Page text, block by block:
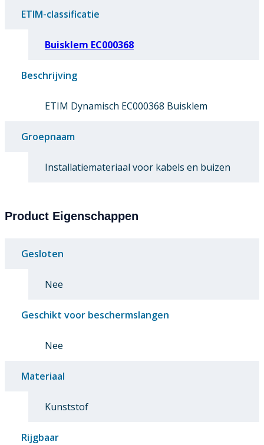
ETIM-classificatie
Buisklem EC000368
Beschrijving
ETIM Dynamisch EC000368 Buisklem
Groepnaam
Installatiemateriaal voor kabels en buizen
Product Eigenschappen
Gesloten
Nee
Geschikt voor beschermslangen
Nee
Materiaal
Kunststof
Rijgbaar